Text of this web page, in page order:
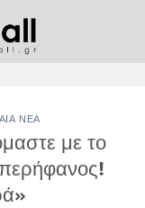
ΝΈΑ
με το
περήφανος!